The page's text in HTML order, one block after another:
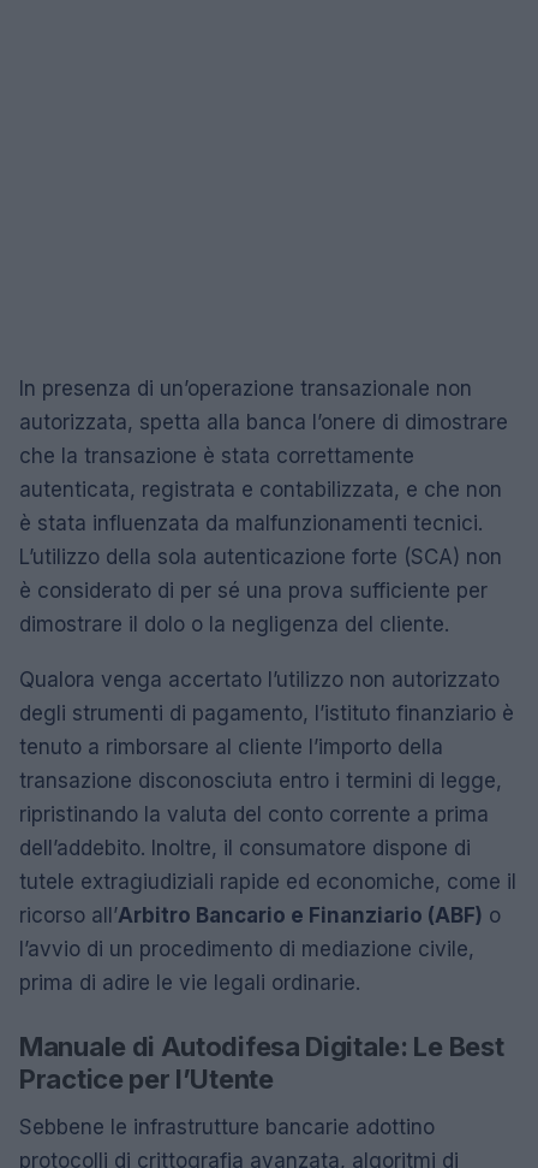
In presenza di un’operazione transazionale non
autorizzata, spetta alla banca l’onere di dimostrare
che la transazione è stata correttamente
autenticata, registrata e contabilizzata, e che non
è stata influenzata da malfunzionamenti tecnici.
L’utilizzo della sola autenticazione forte (SCA) non
è considerato di per sé una prova sufficiente per
dimostrare il dolo o la negligenza del cliente.
Qualora venga accertato l’utilizzo non autorizzato
degli strumenti di pagamento, l’istituto finanziario è
tenuto a rimborsare al cliente l’importo della
transazione disconosciuta entro i termini di legge,
ripristinando la valuta del conto corrente a prima
dell’addebito. Inoltre, il consumatore dispone di
tutele extragiudiziali rapide ed economiche, come il
ricorso all’Arbitro Bancario e Finanziario (ABF) o
l’avvio di un procedimento di mediazione civile,
prima di adire le vie legali ordinarie.
Manuale di Autodifesa Digitale: Le Best
Practice per l’Utente
Sebbene le infrastrutture bancarie adottino
protocolli di crittografia avanzata, algoritmi di